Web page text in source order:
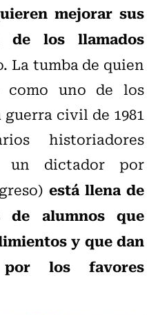
mejorar sus
de los llamados
La tumba de quien
como uno de los
civil de 1981
historiadores
un dictador por
está llena de
de alumnos que
y que dan
por los favores